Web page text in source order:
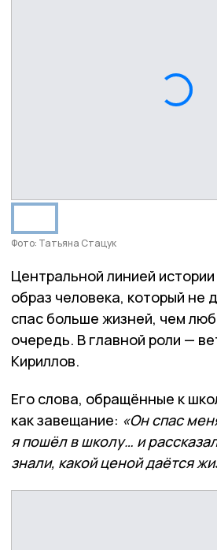
Фото: Татьяна Стацук
Центральной линией
образ человека, который не
спас больше жизней, чем
очередь. В главной роли —
Кириллов.
Его слова, обращённые к
как завещание: «Он спас
я пошёл в школу… и
знали, какой ценой даётся